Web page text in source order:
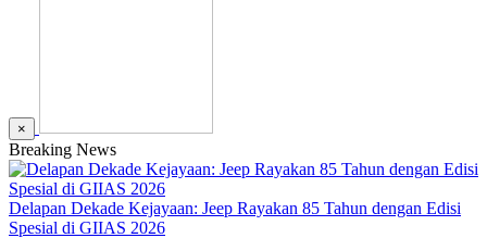
×
Breaking News
Delapan Dekade Kejayaan: Jeep Rayakan 85 Tahun dengan Edisi
Spesial di GIIAS 2026